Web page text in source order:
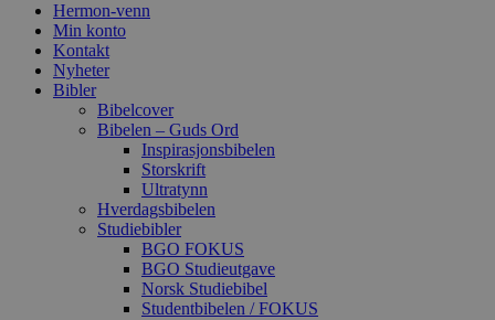
Hermon-venn
Min konto
Kontakt
Nyheter
Bibler
Bibelcover
Bibelen – Guds Ord
Inspirasjonsbibelen
Storskrift
Ultratynn
Hverdagsbibelen
Studiebibler
BGO FOKUS
BGO Studieutgave
Norsk Studiebibel
Studentbibelen / FOKUS